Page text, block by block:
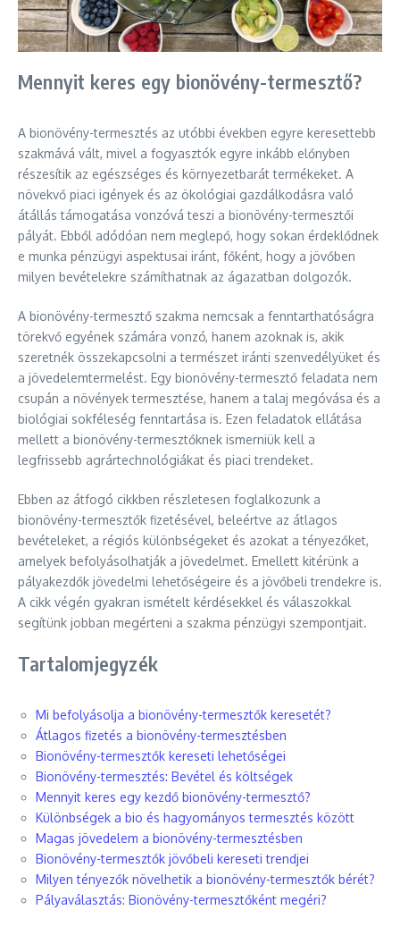
Mennyit keres egy bionövény-termesztő?
A bionövény-termesztés az utóbbi években egyre keresettebb
szakmává vált, mivel a fogyasztók egyre inkább előnyben
részesítik az egészséges és környezetbarát termékeket. A
növekvő piaci igények és az ökológiai gazdálkodásra való
átállás támogatása vonzóvá teszi a bionövény-termesztői
pályát. Ebből adódóan nem meglepő, hogy sokan érdeklődnek
e munka pénzügyi aspektusai iránt, főként, hogy a jövőben
milyen bevételekre számíthatnak az ágazatban dolgozók.
A bionövény-termesztő szakma nemcsak a fenntarthatóságra
törekvő egyének számára vonzó, hanem azoknak is, akik
szeretnék összekapcsolni a természet iránti szenvedélyüket és
a jövedelemtermelést. Egy bionövény-termesztő feladata nem
csupán a növények termesztése, hanem a talaj megóvása és a
biológiai sokféleség fenntartása is. Ezen feladatok ellátása
mellett a bionövény-termesztőknek ismerniük kell a
legfrissebb agrártechnológiákat és piaci trendeket.
Ebben az átfogó cikkben részletesen foglalkozunk a
bionövény-termesztők fizetésével, beleértve az átlagos
bevételeket, a régiós különbségeket és azokat a tényezőket,
amelyek befolyásolhatják a jövedelmet. Emellett kitérünk a
pályakezdők jövedelmi lehetőségeire és a jövőbeli trendekre is.
A cikk végén gyakran ismételt kérdésekkel és válaszokkal
segítünk jobban megérteni a szakma pénzügyi szempontjait.
Tartalomjegyzék
Mi befolyásolja a bionövény-termesztők keresetét?
Átlagos fizetés a bionövény-termesztésben
Bionövény-termesztők kereseti lehetőségei
Bionövény-termesztés: Bevétel és költségek
Mennyit keres egy kezdő bionövény-termesztő?
Különbségek a bio és hagyományos termesztés között
Magas jövedelem a bionövény-termesztésben
Bionövény-termesztők jövőbeli kereseti trendjei
Milyen tényezők növelhetik a bionövény-termesztők bérét?
Pályaválasztás: Bionövény-termesztőként megéri?